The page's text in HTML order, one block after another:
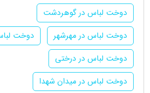
دوخت لباس در گوهردشت
دوخت لباس در مهرشهر
دوخت
دوخت لباس در درختی
دوخت لباس در میدان شهدا